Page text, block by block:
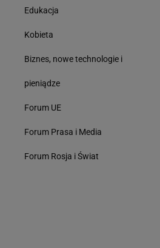
Edukacja
Kobieta
Biznes, nowe technologie i
pieniądze
Forum UE
Forum Prasa i Media
Forum Rosja i Świat